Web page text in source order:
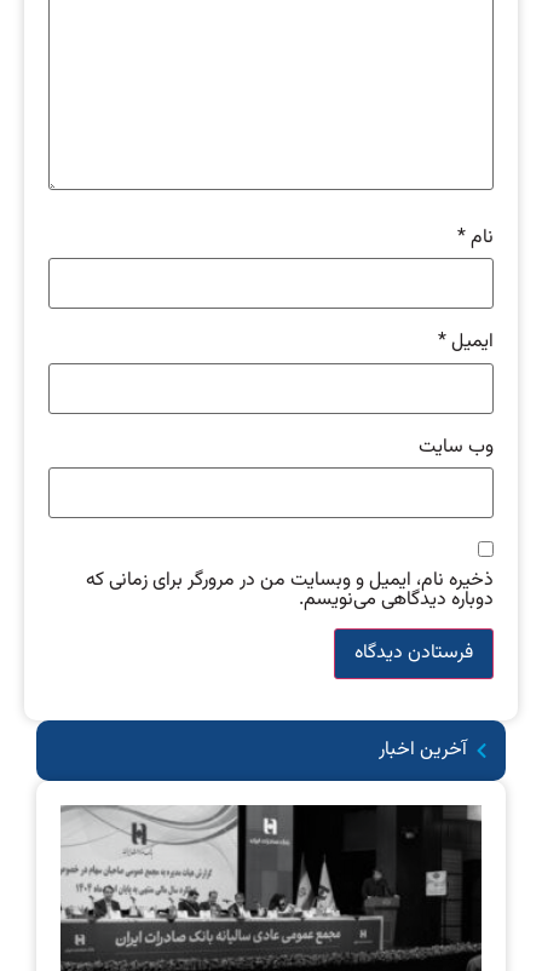
نام*
ایمیل*
وب‌ سایت
ذخیره نام، ایمیل و وبسایت من در مرورگر برای زمانی که
دوباره دیدگاهی می‌نویسم.
آخرین اخبار